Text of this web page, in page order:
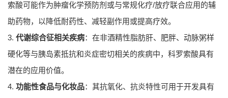
索酸可能作为肿瘤化学预防剂或与常规化疗/放疗联合应用的辅
助药物，以降低耐药性、减轻副作用或提高疗效。
3. 代谢综合征相关疾病：在非酒精性脂肪肝、肥胖、动脉粥样
硬化等与胰岛素抵抗和炎症密切相关的疾病中，科罗索酸具有
潜在的应用价值。
4. 功能性食品与化妆品：其抗氧化、抗炎特性可用于开发具有